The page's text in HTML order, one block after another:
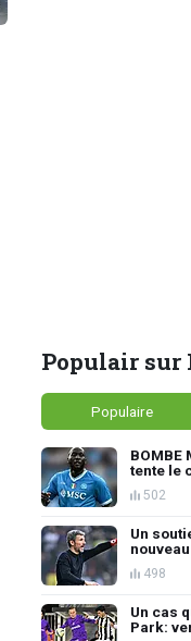
Populair sur
Populaire
BOMBE
tente le
502
Un
498
Un cas
Park: